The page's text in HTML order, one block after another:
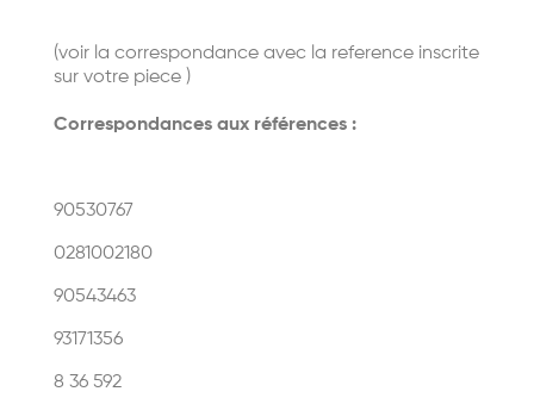
(voir la correspondance avec la reference inscrite
sur votre piece )
Correspondances aux références :
90530767
0281002180
90543463
93171356
8 36 592